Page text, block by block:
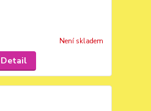
Není skladem
Detail